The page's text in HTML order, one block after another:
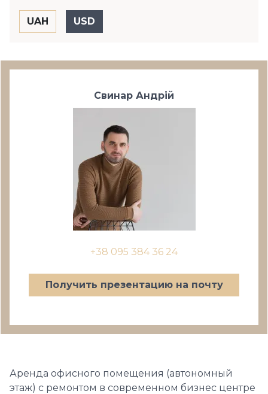
Свинар Андрій
+38 095 384 36 24
Получить презентацию на почту
Аренда офисного помещения (автономный
этаж) с ремонтом в современном бизнес центре